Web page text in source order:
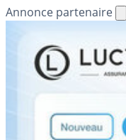
Annonce partenaire